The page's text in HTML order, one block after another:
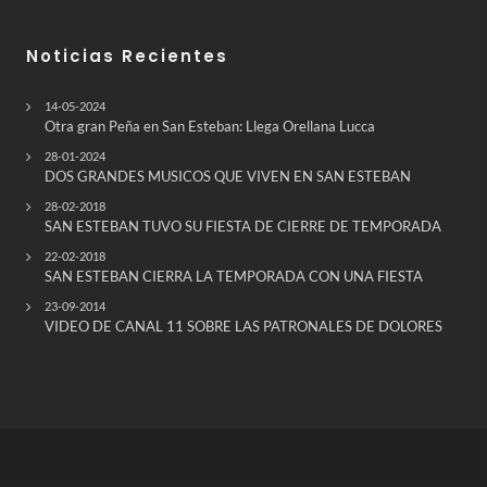
Noticias Recientes
14-05-2024
Otra gran Peña en San Esteban: Llega Orellana Lucca
28-01-2024
DOS GRANDES MUSICOS QUE VIVEN EN SAN ESTEBAN
28-02-2018
SAN ESTEBAN TUVO SU FIESTA DE CIERRE DE TEMPORADA
22-02-2018
SAN ESTEBAN CIERRA LA TEMPORADA CON UNA FIESTA
23-09-2014
VIDEO DE CANAL 11 SOBRE LAS PATRONALES DE DOLORES